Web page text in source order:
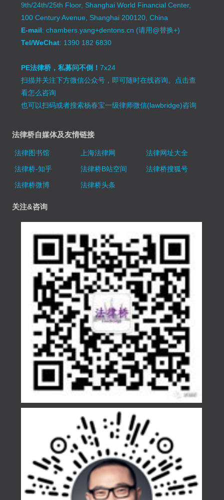
9th/24th/25th Floor, Shanghai World Financial Center,
100 Century Avenue, Shanghai 200120, China
E-mail: chambers.yang+dentons.cn (请用@替换+)
Tel/WeChat: 1390 182 6830
PE法律桥，私募问不倒！7x24
扫描并关注下方微信公众号，即可随时在线咨询。 点击查
看怎么咨询
也可以扫码或者搜索杨春宝一级律师微信(lawbridge)咨询
法律桥自媒体及友情链接
法律图书馆 上海法律网
法律网址大全
法律桥-知乎
法律桥B站空间
法律桥搜狐号
法律桥微博
法律桥头条
关注&咨询